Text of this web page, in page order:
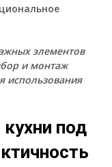
элементов
и монтаж
использования
под